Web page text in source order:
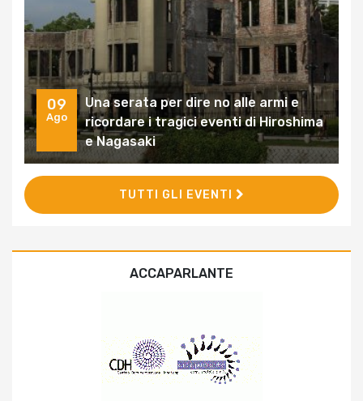
09
Ago
Una serata per dire no alle armi e
ricordare i tragici eventi di Hiroshima
e Nagasaki
TUTTI GLI EVENTI
ACCAPARLANTE